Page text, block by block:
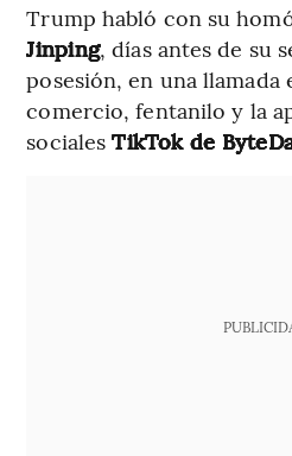
Trump habló con su
Jinping, días antes de su
posesión, en una llamada
comercio, fentanilo y la
socialesTikTok de